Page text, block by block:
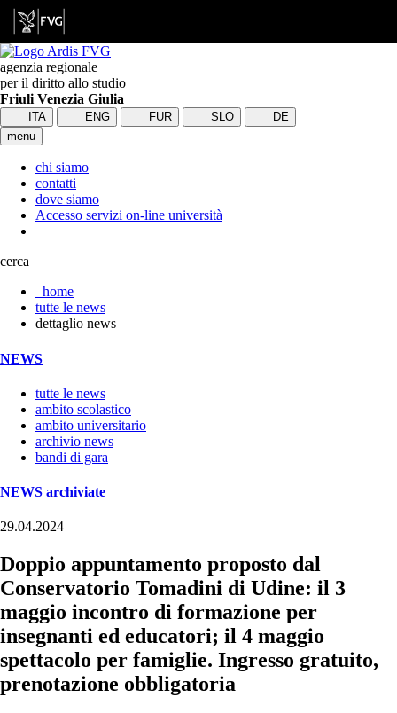
agenzia regionale
per il diritto allo studio
Friuli Venezia Giulia
ITA ENG FUR SLO
DE
menu
chi siamo
contatti
dove siamo
Accesso servizi on-line università
cerca
home
tutte le news
dettaglio news
NEWS
tutte le news
ambito scolastico
ambito universitario
archivio news
bandi di gara
NEWS archiviate
29.04.2024
Doppio appuntamento proposto dal
Conservatorio Tomadini di Udine: il 3
maggio incontro di formazione per
insegnanti ed educatori; il 4 maggio
spettacolo per famiglie. Ingresso gratuito,
prenotazione obbligatoria